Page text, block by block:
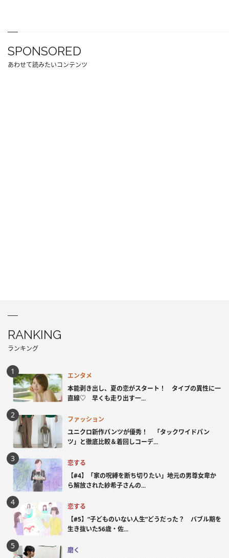
SPONSORED
あわせて読みたいコンテンツ
RANKING
ランキング
エンタメ
本能剥き出し、夏の恋がスタート！ タイプの異性に一
直線♡ 早くも走り出す一...
ファッション
ユニクロ新作パンツが優秀！ 「タックワイドパン
ツ」と徹底比較＆着回しコーデ...
恋する
【#4】「家の呪縛を断ち切りたい」地元の男尊女卑か
ら解放された紗希子さんの...
恋する
【#5】“子どものいない人生”どうだった？ バブル期を
生き抜いた56歳・佐...
磨く